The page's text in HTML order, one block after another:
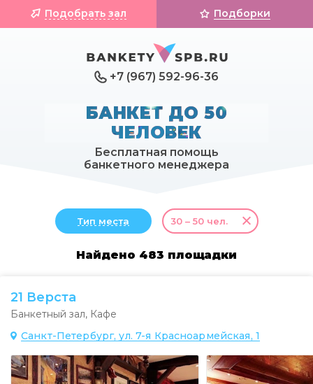
+7 (967) 592-96-36
Подобрать зал Подборки
БАНКЕТ ДО 50
ЧЕЛОВЕК
Бесплатная помощь
банкетного менеджера
Тип места 30 – 50 чел.
Найдено 483 площадки
21 Верста
Банкетный зал, Кафе
Санкт-Петербург, ул. 7-я Красноармейская, 1